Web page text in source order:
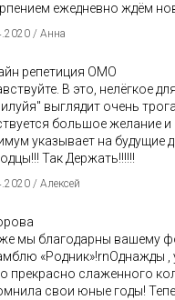
ежедневно ждём
/ Анна
репетиция ОМО
В это, нелёгкое
выглядит очень
большое желание и
указывает на будущие
Так Держать!!!!!!
/ Алексей
мы благодарны вашему
«Родник»!rnОднажды ,
прекрасно слаженного
свои юные годы!